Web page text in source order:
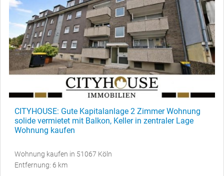
CITYHOUSE: Gute Kapitalanlage 2 Zimmer Wohnung
solide vermietet mit Balkon, Keller in zentraler Lage
Wohnung kaufen
Wohnung kaufen in 51067 Köln
Entfernung: 6 km